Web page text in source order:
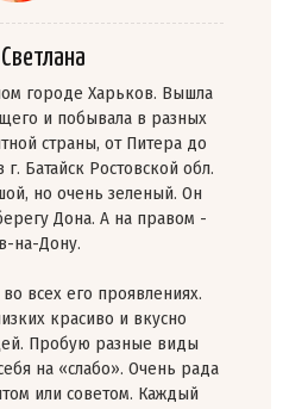
городе Харьков. Вышла
и побывала в разных
страны, от Питера до
Батайск Ростовской обл.
но очень зеленый. Он
Дона. А на правом -
на-Дону.
всех его проявлениях.
красиво и вкусно
Пробую разные виды
на «слабо». Очень рада
или советом. Каждый